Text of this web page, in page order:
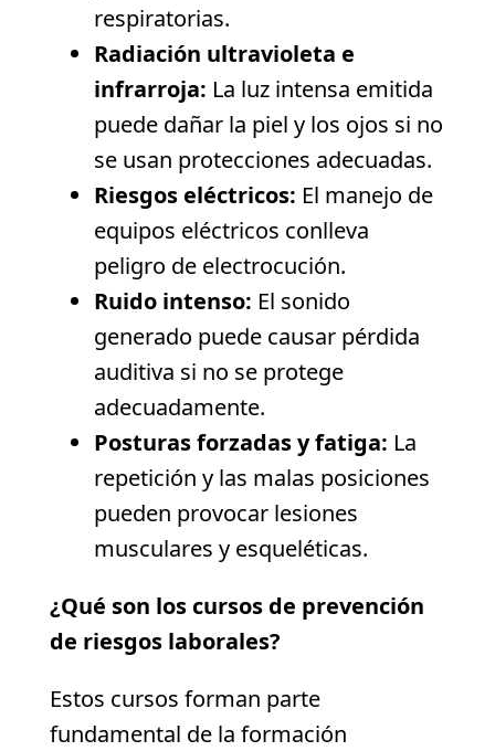
respiratorias.
Radiación ultravioleta e
infrarroja: La luz intensa emitida
puede dañar la piel y los ojos si no
se usan protecciones adecuadas.
Riesgos eléctricos: El manejo de
equipos eléctricos conlleva
peligro de electrocución.
Ruido intenso: El sonido
generado puede causar pérdida
auditiva si no se protege
adecuadamente.
Posturas forzadas y fatiga: La
repetición y las malas posiciones
pueden provocar lesiones
musculares y esqueléticas.
¿Qué son los cursos de prevención
de riesgos laborales?
Estos cursos forman parte
fundamental de la formación